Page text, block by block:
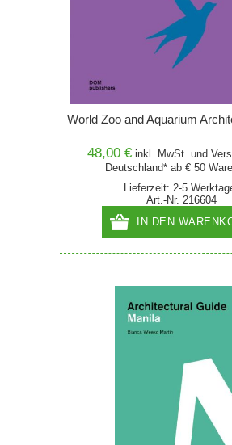
World Zoo and Aquarium
48,00 € inkl. MwSt. und
Deutschland* ab € 50
Lieferzeit: 2-5
Art.-Nr. 216604
IN DEN